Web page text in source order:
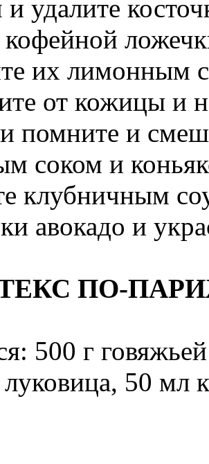
удалите
их лимонным
от кожицы и
помните и
соком и
клубничным
авокадо и
ПО-
500 г
50 мл